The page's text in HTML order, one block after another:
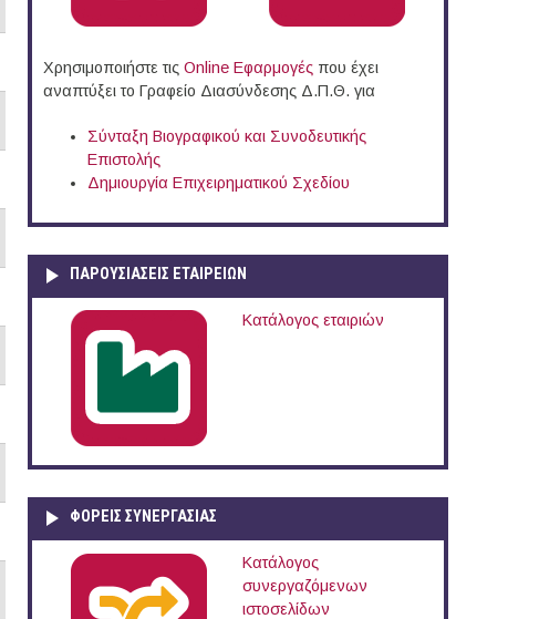
Χρησιμοποιήστε τις Online Eφαρμογές που έχει
αναπτύξει το Γραφείο Διασύνδεσης Δ.Π.Θ. για
Σύνταξη Βιογραφικού και Συνοδευτικής
Επιστολής
Δημιουργία Επιχειρηματικού Σχεδίου
ΠΑΡΟΥΣΙΆΣΕΙΣ ΕΤΑΙΡΕΙΏΝ
Κατάλογος εταιριών
ΦΟΡΕΙΣ ΣΥΝΕΡΓΑΣΙΑΣ
Κατάλογος
συνεργαζόμενων
ιστοσελίδων